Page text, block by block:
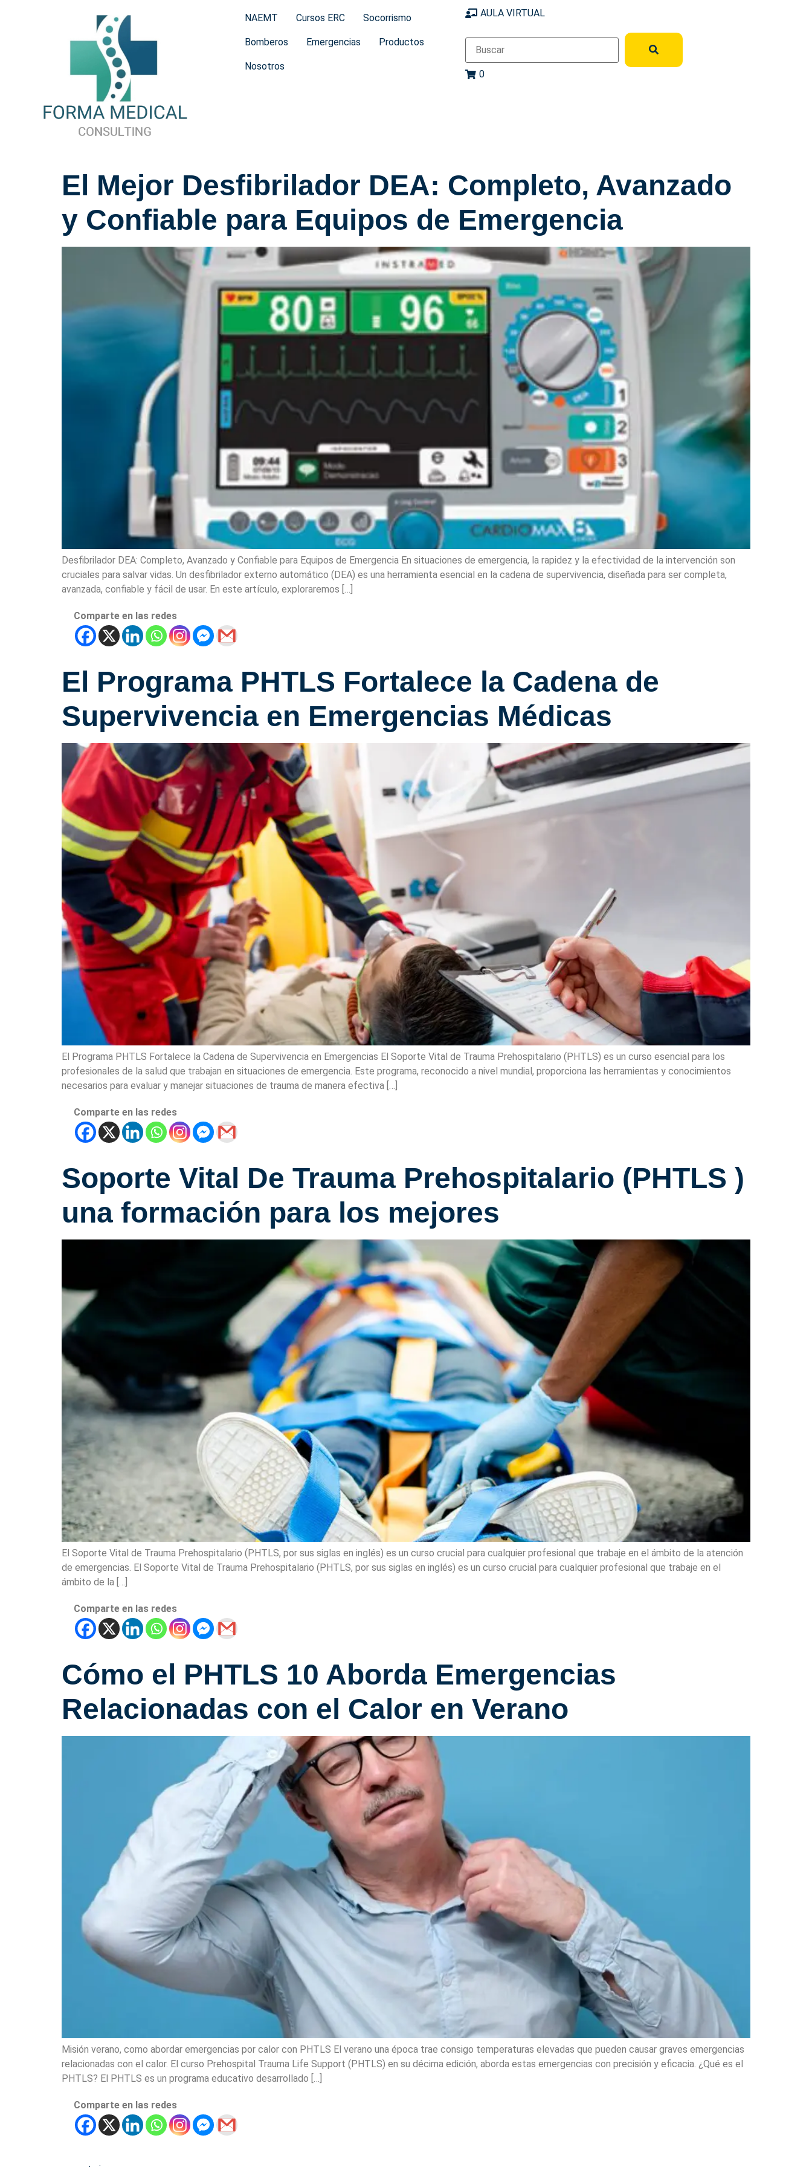
NAEMT Cursos ERC Socorrismo
Bomberos Emergencias Productos
Nosotros
AULA VIRTUAL
0
El Mejor Desfibrilador DEA: Completo, Avanzado
y Confiable para Equipos de Emergencia
Desfibrilador DEA: Completo, Avanzado y Confiable para Equipos de Emergencia En situaciones de emergencia, la rapidez y la efectividad de la intervención son
cruciales para salvar vidas. Un desfibrilador externo automático (DEA) es una herramienta esencial en la cadena de supervivencia, diseñada para ser completa,
avanzada, confiable y fácil de usar. En este artículo, exploraremos […]
Comparte en las redes
El Programa PHTLS Fortalece la Cadena de
Supervivencia en Emergencias Médicas
El Programa PHTLS Fortalece la Cadena de Supervivencia en Emergencias El Soporte Vital de Trauma Prehospitalario (PHTLS) es un curso esencial para los
profesionales de la salud que trabajan en situaciones de emergencia. Este programa, reconocido a nivel mundial, proporciona las herramientas y conocimientos
necesarios para evaluar y manejar situaciones de trauma de manera efectiva […]
Comparte en las redes
Soporte Vital De Trauma Prehospitalario (PHTLS )
una formación para los mejores
El Soporte Vital de Trauma Prehospitalario (PHTLS, por sus siglas en inglés) es un curso crucial para cualquier profesional que trabaje en el ámbito de la atención
de emergencias. El Soporte Vital de Trauma Prehospitalario (PHTLS, por sus siglas en inglés) es un curso crucial para cualquier profesional que trabaje en el
ámbito de la […]
Comparte en las redes
Cómo el PHTLS 10 Aborda Emergencias
Relacionadas con el Calor en Verano
Misión verano, como abordar emergencias por calor con PHTLS El verano una época trae consigo temperaturas elevadas que pueden causar graves emergencias
relacionadas con el calor. El curso Prehospital Trauma Life Support (PHTLS) en su décima edición, aborda estas emergencias con precisión y eficacia. ¿Qué es el
PHTLS? El PHTLS es un programa educativo desarrollado […]
Comparte en las redes